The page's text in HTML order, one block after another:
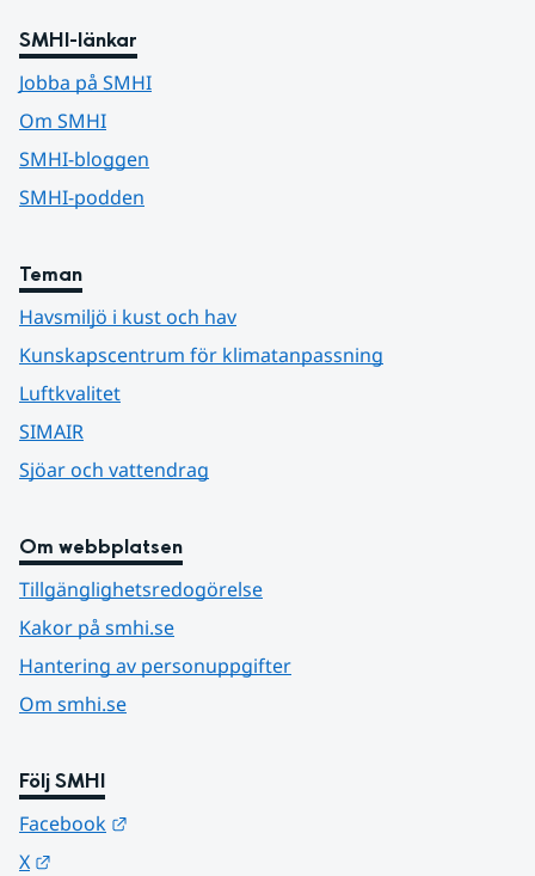
SMHI-länkar
Jobba på SMHI
Om SMHI
SMHI-bloggen
SMHI-podden
Teman
Havsmiljö i kust och hav
Kunskapscentrum för klimatanpassning
Luftkvalitet
SIMAIR
Sjöar och vattendrag
Om webbplatsen
Tillgänglighetsredogörelse
Kakor på smhi.se
Hantering av personuppgifter
Om smhi.se
Följ SMHI
Facebook
X